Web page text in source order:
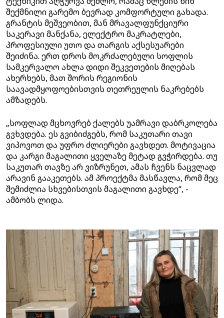
შექმნილი გარემო ბევრად კომფორტული გახადა.
გრანტის მეშვეობით, მან მრავალფუნქციური
საკერავი მანქანა, ელექტრო მაკრატლები,
პროფესიული უთო და თარგის აქსესუარები
შეიძინა. ერთ დროს მოკრძალებული სოფლის
სამკერვალო ახლა დიდი შეკვეთების მიღებას
ახერხებს, მათ შორის რეგიონის
საავადმყოფოებისთვის თეთრეულის ნაკრებებს
ამზადებს.
„სოფლად მცხოვრებ ქალებს უამრავი დაბრკოლება
გვხვდება. ეს გვიბიძგებს, რომ საკუთარი თავი
ვიპოვოთ და უფრო ძლიერები გავხდეთ. მოტივაცია
და კარგი მაგალითი ყველაზე მეტად გვჭირდება. თუ
საკუთარ თავზე არ ვიზრუნეთ, ამას ჩვენს ნაცვლად
არავინ გააკეთებს. ამ პროექტმა მასწავლა, რომ მეც
შემიძლია სხვებისთვის მაგალითი გავხდე“, -
ამბობს ლიდა.